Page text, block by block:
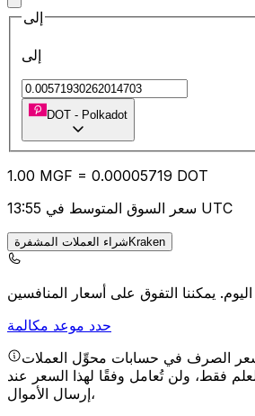
إلى
إلى
DOT - Polkadot
1.00 MGF = 0.00005719 DOT
سعر السوق المتوسط في 13:55 UTC
شراء العملات المشفرةKraken
حدد موعد مكالمة
الصرف في حسابات محوِّل العملات
فقط، ولن تُعامل وفقًا لهذا السعر عند
إرسال الأموال،